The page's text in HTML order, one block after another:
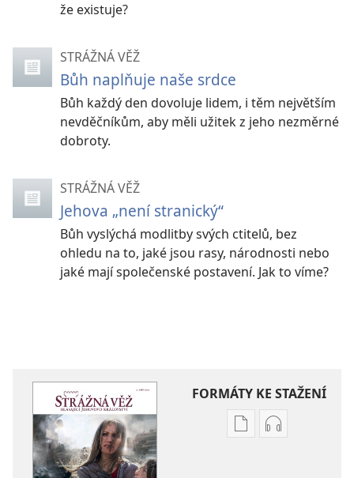
že existuje?
STRÁŽNÁ VĚŽ
Bůh naplňuje naše srdce
Bůh každý den dovoluje lidem, i těm největším
nevděčníkům, aby měli užitek z jeho nezměrné
dobroty.
STRÁŽNÁ VĚŽ
Jehova „není stranický“
Bůh vyslýchá modlitby svých ctitelů, bez
ohledu na to, jaké jsou rasy, národnosti nebo
jaké mají společenské postavení. Jak to víme?
FORMÁTY KE STAŽENÍ
FormátyFormáty